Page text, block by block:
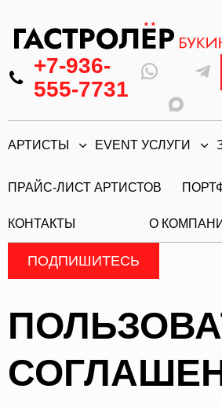
+7-936-
555-7731
АРТИСТЫ EVENT УСЛУГИ
ПРАЙС-ЛИСТ АРТИСТОВ
КОНТАКТЫ О
ПОДПИШИТЕСЬ